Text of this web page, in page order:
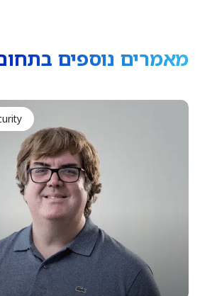
מאמרים נוספים